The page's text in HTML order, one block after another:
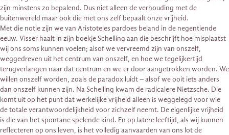
zijn minstens zo bepalend. Dus niet alleen de verhouding met de
buitenwereld maar ook die met ons zelf bepaalt onze vrijheid.
Met die notie zijn we van Aristoteles pardoes beland in de negentiende
eeuw. Visser haalt in zijn boekje Schelling aan die beschrijft hoe misplaatst
wij ons soms kunnen voelen; alsof we vervreemd zijn van onszelf,
weggedreven uit het centrum van onszelf, en hoe we tegelijkertijd
terugverlangen naar dat centrum en we er door aangetrokken worden. We
willen onszelf worden, zoals de paradox luidt – alsof we ooit iets anders
dan onszelf kunnen zijn. Na Schelling kwam de radicalere Nietzsche. Die
komt uit op het punt dat werkelijke vrijheid alleen is weggelegd voor wie
de totale verantwoordelijkheid voor zichzelf neemt. De eigenlijke vrijheid
is die van het spontane spelende kind. En op latere leeftijd, als wij kunnen
reflecteren op ons leven, is het volledig aanvaarden van ons lot de